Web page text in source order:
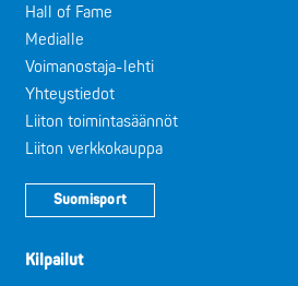
Hall of Fame
Medialle
Voimanostaja-lehti
Yhteystiedot
Liiton toimintasäännöt
Liiton verkkokauppa
Suomisport
Kilpailut